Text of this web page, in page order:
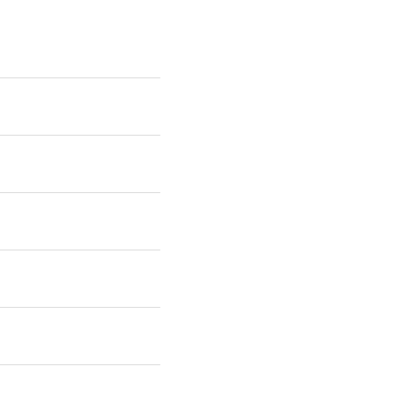
Probepaket selbst
in der Ihr alle
So kannst du es
Uns einfach
desto
den Konfigurator.
Kreativität freien Lauf
Informationen,
Zusätzlich bieten wir
abgeschlossen
WhatsApp